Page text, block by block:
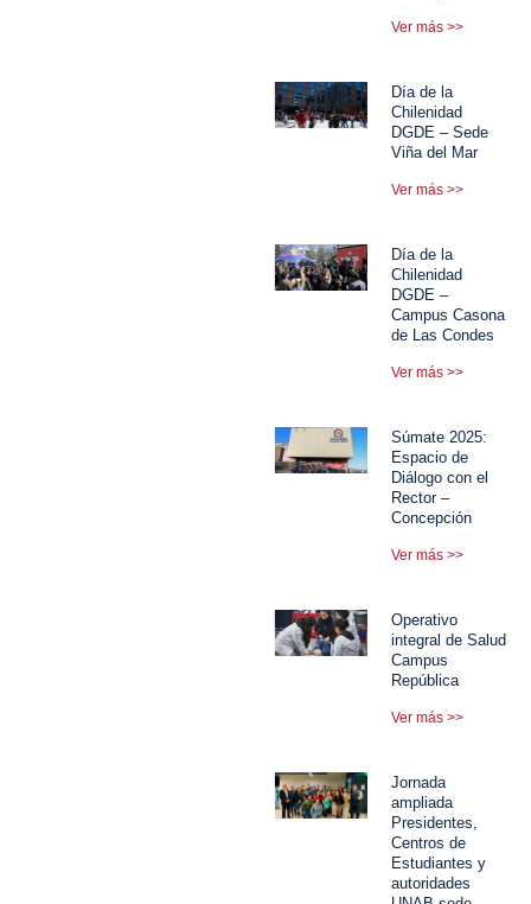
Ver más >>
Día de la
Chilenidad
DGDE – Sede
Viña del Mar
Ver más >>
Día de la
Chilenidad
DGDE –
Campus Casona
de Las Condes
Ver más >>
Súmate 2025:
Espacio de
Diálogo con el
Rector –
Concepción
Ver más >>
Operativo
integral de Salud
Campus
República
Ver más >>
Jornada
ampliada
Presidentes,
Centros de
Estudiantes y
autoridades